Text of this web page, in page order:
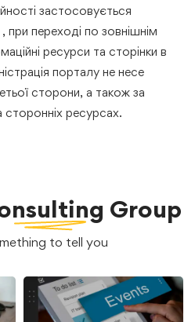
застосовується
при переході по зовнішнім
ресурси та сторінки в
порталу не несе
сторони, а також за
ресурсах.
Group
to tell you